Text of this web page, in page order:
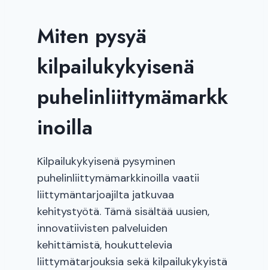
Miten pysyä
kilpailukykyisenä
puhelinliittymämarkk
inoilla
Kilpailukykyisenä pysyminen
puhelinliittymämarkkinoilla vaatii
liittymäntarjoajilta jatkuvaa
kehitystyötä. Tämä sisältää uusien,
innovatiivisten palveluiden
kehittämistä, houkuttelevia
liittymätarjouksia sekä kilpailukykyistä